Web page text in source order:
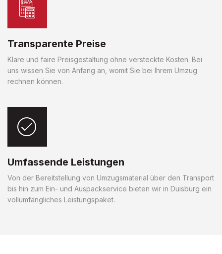
Transparente Preise
Klare und faire Preisgestaltung ohne versteckte Kosten. Bei
uns wissen Sie von Anfang an, womit Sie bei Ihrem Umzug
rechnen können.
Umfassende Leistungen
Von der Bereitstellung von Umzugsmaterial über den Transport
bis hin zum Ein- und Auspackservice bieten wir in Duisburg ein
vollumfängliches Leistungspaket.